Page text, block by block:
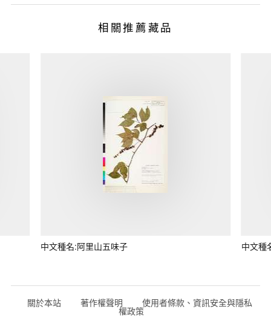
相關推薦藏品
中文種名:阿里山五味子 中文種
關於本站 著作權聲明 使用者條款、資訊安全與隱私
權政策